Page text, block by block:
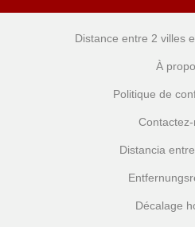
Distance entre 2 villes
À
Politique de
Distancia
Décalage